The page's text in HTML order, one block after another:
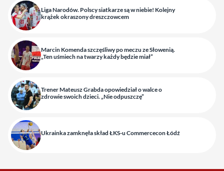
Liga Narodów. Polscy siatkarze są w niebie! Kolejny
krążek okraszony dreszczowcem
Marcin Komenda szczęśliwy po meczu ze Słowenią.
„Ten uśmiech na twarzy każdy będzie miał”
Trener Mateusz Grabda opowiedział o walce o
zdrowie swoich dzieci. „Nie odpuszczę”
Ukrainka zamknęła skład ŁKS-u Commercecon Łódź